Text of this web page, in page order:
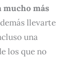
mucho más
llevarte
una
los que no